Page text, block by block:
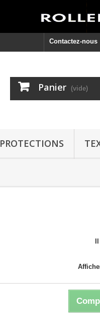
Contactez-nous
Panier (vide)
PROTECTIONS